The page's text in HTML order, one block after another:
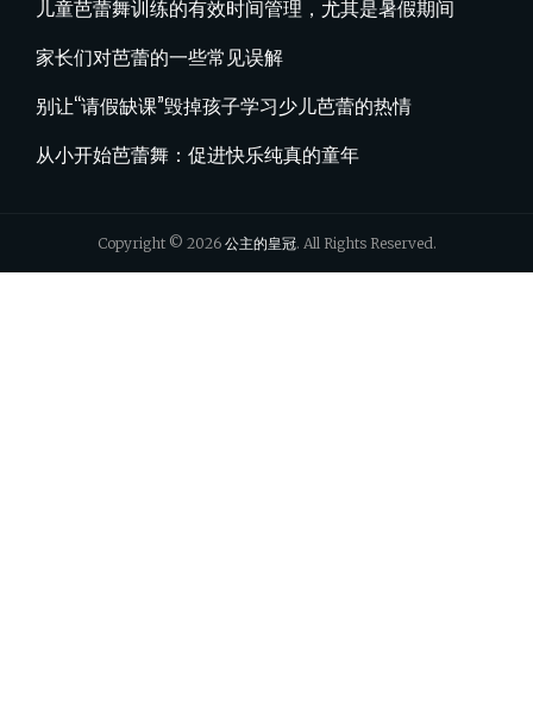
儿童芭蕾舞训练的有效时间管理，尤其是暑假期间
家长们对芭蕾的一些常见误解
别让“请假缺课”毁掉孩子学习少儿芭蕾的热情
从小开始芭蕾舞：促进快乐纯真的童年
Copyright © 2026 公主的皇冠. All Rights Reserved.